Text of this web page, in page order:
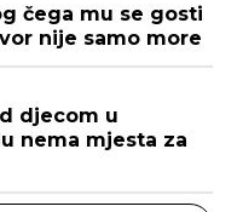
čega mu se gosti
nije samo more
djecom u
nema mjesta za